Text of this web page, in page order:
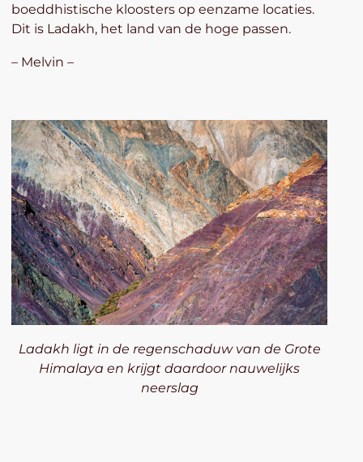
boeddhistische kloosters op eenzame locaties.
Dit is Ladakh, het land van de hoge passen.
– Melvin –
Ladakh ligt in de regenschaduw van de Grote
Himalaya en krijgt daardoor nauwelijks
neerslag